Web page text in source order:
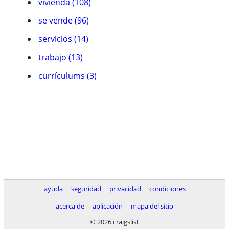
se vende (96)
servicios (14)
trabajo (13)
currículums (3)
ayuda seguridad privacidad
condiciones
acerca de
aplicación
mapa del sitio
© 2026 craigslist